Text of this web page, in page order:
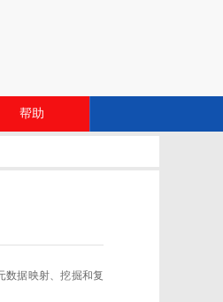
帮助
数据映射、挖掘和复